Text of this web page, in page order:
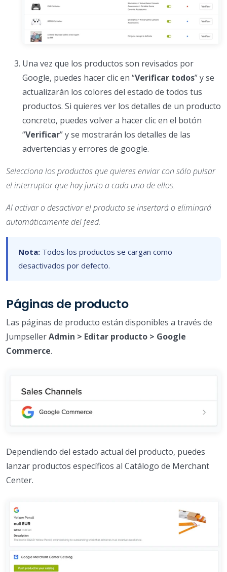
Una vez que los productos son revisados por
Google, puedes hacer clic en “Verificar todos” y se
actualizarán los colores del estado de todos tus
productos. Si quieres ver los detalles de un producto
concreto, puedes volver a hacer clic en el botón
“Verificar” y se mostrarán los detalles de las
advertencias y errores de google.
Selecciona los productos que quieres enviar con sólo pulsar
el interruptor que hay junto a cada uno de ellos.
Al activar o desactivar el producto se insertará o eliminará
automáticamente del feed.
Nota: Todos los productos se cargan como
desactivados por defecto.
Páginas de producto
Las páginas de producto están disponibles a través de
JumpsellerAdmin > Editar producto > Google
Commerce.
Dependiendo del estado actual del producto, puedes
lanzar productos específicos al Catálogo de Merchant
Center.